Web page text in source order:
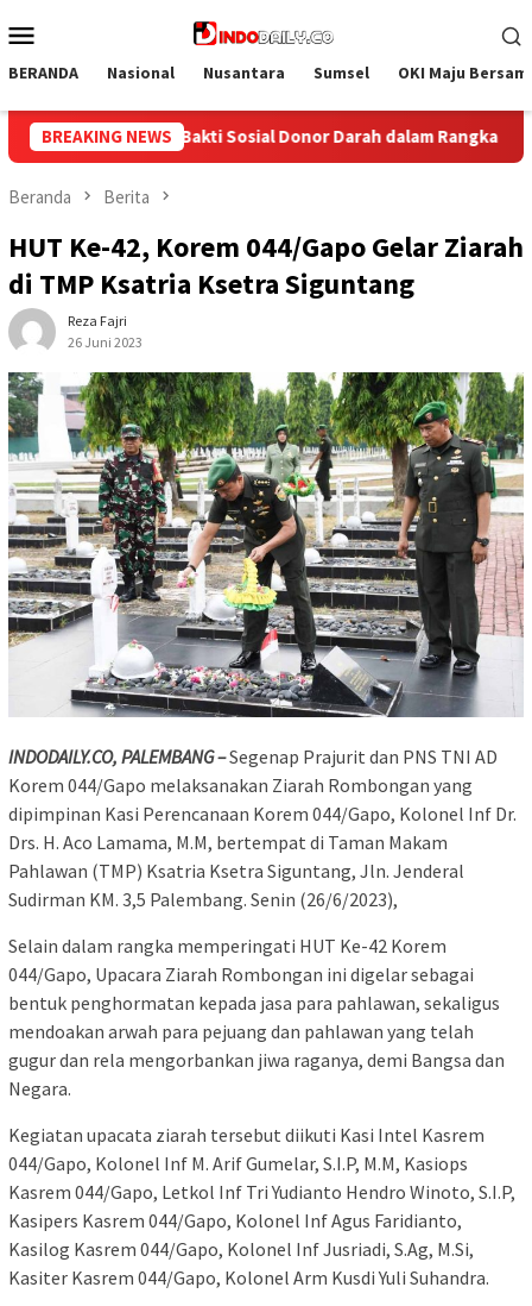
ke
Mobile
BERANDA Nasional Nusantara Sumsel OKI Maju
BREAKING NEWS
dalam Rangka Memperingati HUT ke-81 Republik Indonesia
Beranda Berita
HUT Ke-42, Korem 044/Gapo Gelar Ziarah
di TMP Ksatria Ksetra Siguntang
Reza Fajri
26 Juni 2023
INDODAILY.CO, PALEMBANG –Segenap Prajurit dan PNS TNI AD
Korem 044/Gapo melaksanakan Ziarah Rombongan yang
dipimpinan Kasi Perencanaan Korem 044/Gapo, Kolonel Inf Dr.
Drs. H. Aco Lamama, M.M, bertempat di Taman Makam
Pahlawan (TMP) Ksatria Ksetra Siguntang, Jln. Jenderal
Sudirman KM. 3,5 Palembang. Senin (26/6/2023),
Selain dalam rangka memperingati HUT Ke-42 Korem
044/Gapo, Upacara Ziarah Rombongan ini digelar sebagai
bentuk penghormatan kepada jasa para pahlawan, sekaligus
mendoakan arwah para pejuang dan pahlawan yang telah
gugur dan rela mengorbankan jiwa raganya, demi Bangsa dan
Negara.
Kegiatan upacata ziarah tersebut diikuti Kasi Intel Kasrem
044/Gapo, Kolonel Inf M. Arif Gumelar, S.I.P, M.M, Kasiops
Kasrem 044/Gapo, Letkol Inf Tri Yudianto Hendro Winoto, S.I.P,
Kasipers Kasrem 044/Gapo, Kolonel Inf Agus Faridianto,
Kasilog Kasrem 044/Gapo, Kolonel Inf Jusriadi, S.Ag, M.Si,
Kasiter Kasrem 044/Gapo, Kolonel Arm Kusdi Yuli Suhandra.